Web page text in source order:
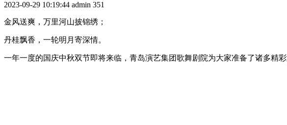
2023-09-29 10:19:44 admin 351
金风送爽，万里河山披锦绣；
丹桂飘香，一轮明月寄深情。
一年一度的国庆中秋双节即将来临，青岛演艺集团歌舞剧院为大家准备了诸多精